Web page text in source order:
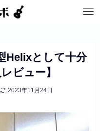
Helixとして十分
ビュー】
2023年11月24日